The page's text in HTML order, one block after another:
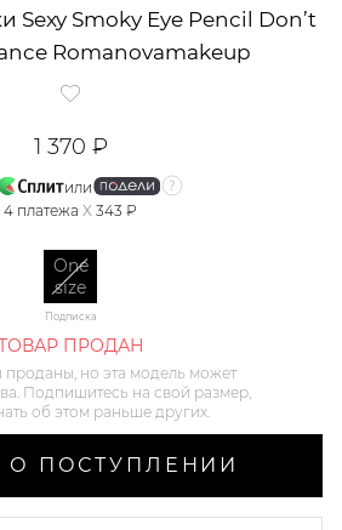
Sexy Smoky Eye Pencil Don’t
Romanovamakeup
1 370 ₽
или
4 платежа X 343 ₽
One
size
Подписка
ПРОДАН
проданы, но эта модель может
Подпишитесь на свой размер,
об этом раньше других.
О ПОСТУПЛЕНИИ